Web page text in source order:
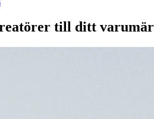
till ditt